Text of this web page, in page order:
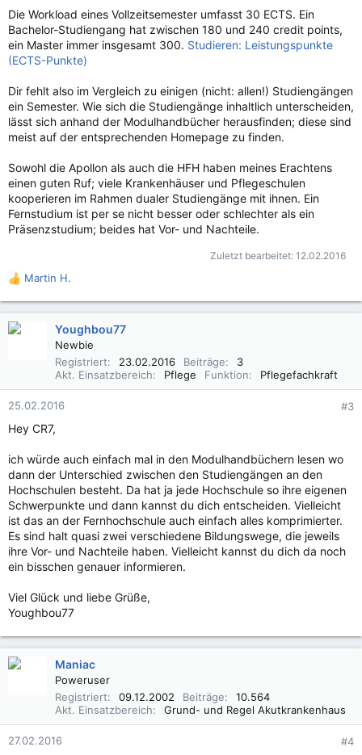
Die Workload eines Vollzeitsemester umfasst 30 ECTS. Ein
Bachelor-Studiengang hat zwischen 180 und 240 credit points,
ein Master immer insgesamt 300. Studieren: Leistungspunkte
(ECTS-Punkte)
Dir fehlt also im Vergleich zu einigen (nicht: allen!) Studiengängen
ein Semester. Wie sich die Studiengänge inhaltlich unterscheiden,
lässt sich anhand der Modulhandbücher herausfinden; diese sind
meist auf der entsprechenden Homepage zu finden.
Sowohl die Apollon als auch die HFH haben meines Erachtens
einen guten Ruf; viele Krankenhäuser und Pflegeschulen
kooperieren im Rahmen dualer Studiengänge mit ihnen. Ein
Fernstudium ist per se nicht besser oder schlechter als ein
Präsenzstudium; beides hat Vor- und Nachteile.
Zuletzt bearbeitet: 12.02.2016
R
a
k
e
:
Martin H.
Youghbou77
Newbie
Registriert
23.02.2016 Beiträge
3
Akt. Einsatzbereich
Pflege Funktion Pflegefachkraft
25.02.2016 #3
Hey CR7,
ich würde auch einfach mal in den Modulhandbüchern lesen wo
dann der Unterschied zwischen den Studiengängen an den
Hochschulen besteht. Da hat ja jede Hochschule so ihre eigenen
Schwerpunkte und dann kannst du dich entscheiden. Vielleicht
ist das an der Fernhochschule auch einfach alles komprimierter.
Es sind halt quasi zwei verschiedene Bildungswege, die jeweils
ihre Vor- und Nachteile haben. Vielleicht kannst du dich da noch
ein bisschen genauer informieren.
Viel Glück und liebe Grüße,
Youghbou77
Maniac
Poweruser
Registriert
09.12.2002 Beiträge
10.564
Akt. Einsatzbereich
Grund- und Regel Akutkrankenhaus
27.02.2016 #4